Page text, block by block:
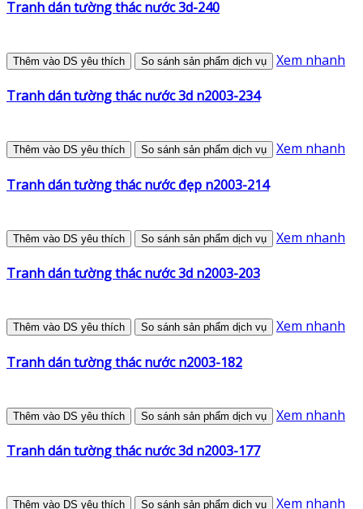
Tranh dán tường thác nước 3d-240
Thêm vào DS yêu thích So sánh sản phẩm dịch vụ Xem nhanh
Tranh dán tường thác nước 3d n2003-234
Thêm vào DS yêu thích So sánh sản phẩm dịch vụ Xem nhanh
Tranh dán tường thác nước đẹp n2003-214
Thêm vào DS yêu thích So sánh sản phẩm dịch vụ Xem nhanh
Tranh dán tường thác nước 3d n2003-203
Thêm vào DS yêu thích So sánh sản phẩm dịch vụ Xem nhanh
Tranh dán tường thác nước n2003-182
Thêm vào DS yêu thích So sánh sản phẩm dịch vụ Xem nhanh
Tranh dán tường thác nước 3d n2003-177
Thêm vào DS yêu thích So sánh sản phẩm dịch vụ Xem nhanh